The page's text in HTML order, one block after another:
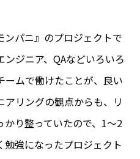
パニ』のプロジェクトで
ジニア、QAなどいろいろ
ームで働けたことが、良い
リングの観点からも、リ
かり整っていたので、1～2
強になったプロジェクト